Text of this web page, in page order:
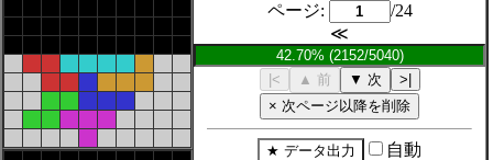
ページ:
/24
≪
自動